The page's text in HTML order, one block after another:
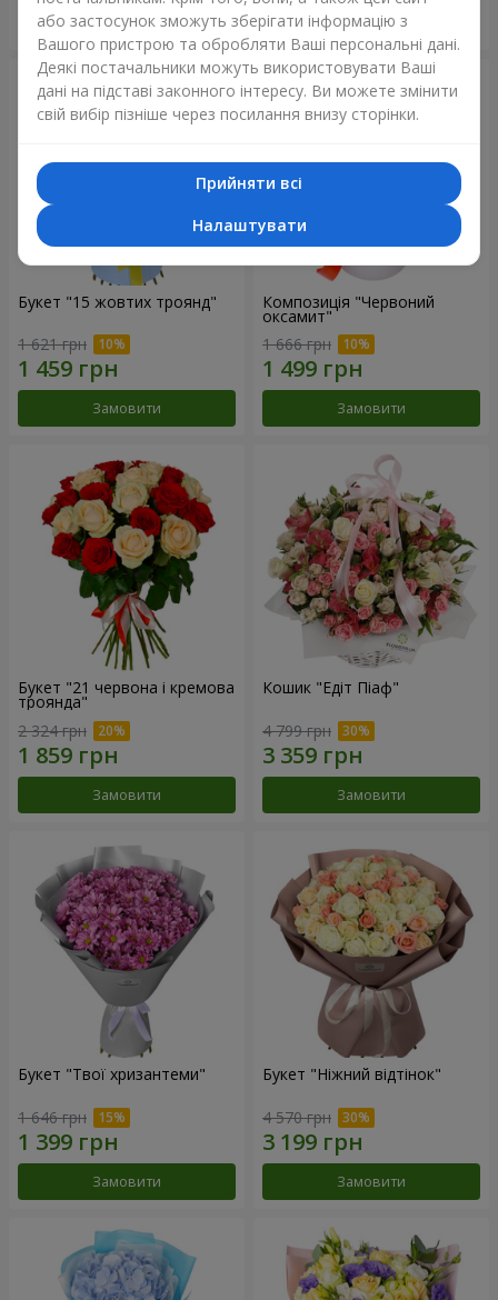
Замовити Замовити
Букет "15 жовтих троянд"
1 621 грн
Замовити
Композиція "Червоний
оксамит"
1 666 грн
Замовити
Букет "21 червона і кремова
троянда"
2 324 грн
Замовити
Кошик "Едіт Піаф"
4 799 грн
Замовити
Букет "Твої хризантеми"
1 646 грн
Замовити
Букет "Ніжний відтінок"
4 570 грн
Замовити
або застосунок зможуть зберігати інформацію з
Вашого пристрою та обробляти Ваші персональні дані.
Деякі постачальники можуть використовувати Ваші
дані на підставі законного інтересу. Ви можете змінити
свій вибір пізніше через посилання внизу сторінки.
Прийняти всі
Налаштувати